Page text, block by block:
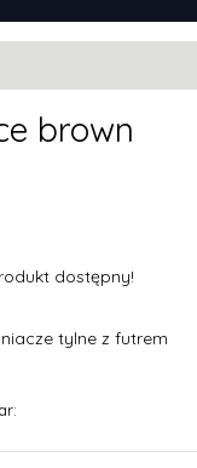
brown
dostępny!
tylne z futrem